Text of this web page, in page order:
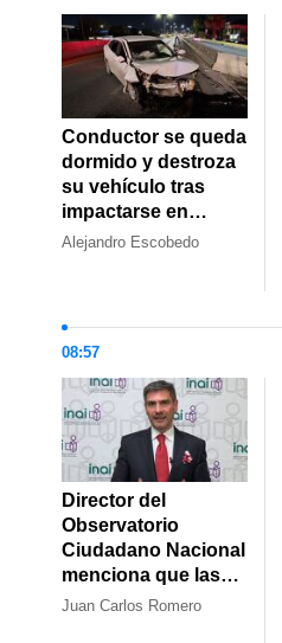
Conductor se queda
dormido y destroza
su vehículo tras
impactarse en
Torreón
Alejandro Escobedo
08:57
Director del
Observatorio
Ciudadano Nacional
menciona que las
escuelas
Juan Carlos Romero